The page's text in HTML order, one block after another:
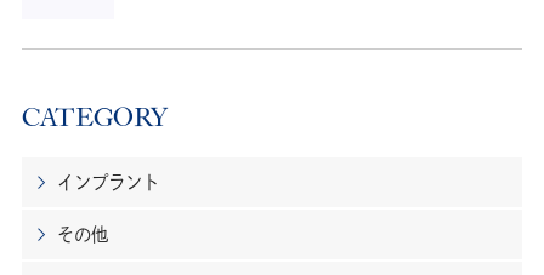
CATEGORY
インプラント
その他